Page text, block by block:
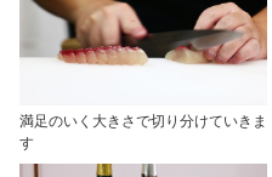
満足のいく大きさで切り分けていきま
す